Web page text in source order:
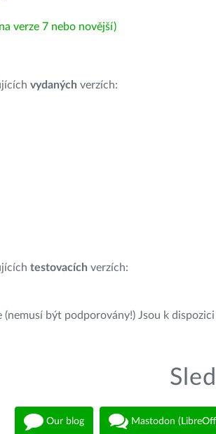
verze 7 nebo novější)
vydaných verzích:
testovacích verzích:
být podporovány!) Jsou k dispozici
Our blog Mastodon